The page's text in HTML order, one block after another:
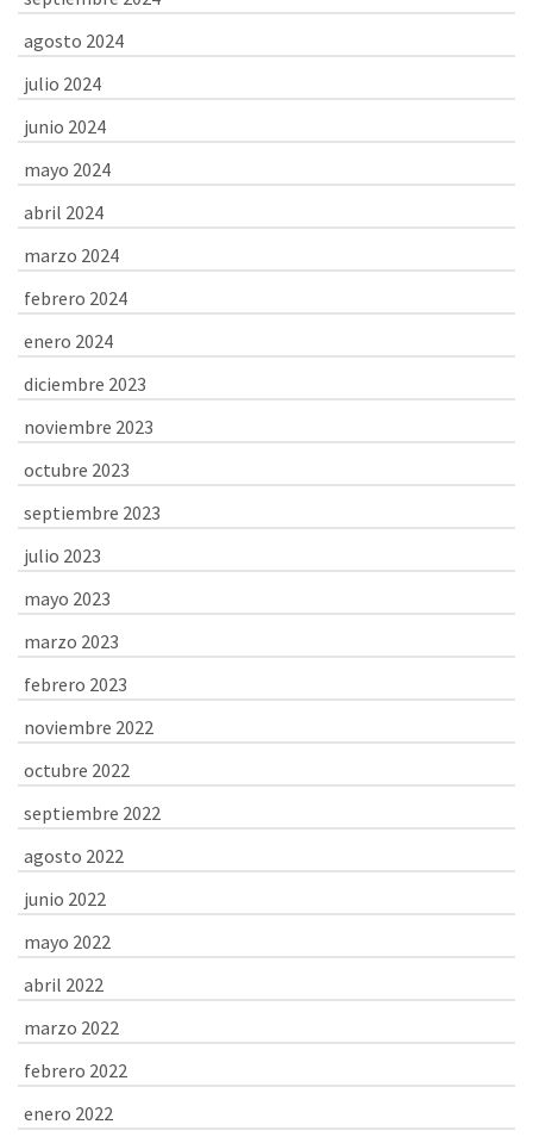
agosto 2024
julio 2024
junio 2024
mayo 2024
abril 2024
marzo 2024
febrero 2024
enero 2024
diciembre 2023
noviembre 2023
octubre 2023
septiembre 2023
julio 2023
mayo 2023
marzo 2023
febrero 2023
noviembre 2022
octubre 2022
septiembre 2022
agosto 2022
junio 2022
mayo 2022
abril 2022
marzo 2022
febrero 2022
enero 2022